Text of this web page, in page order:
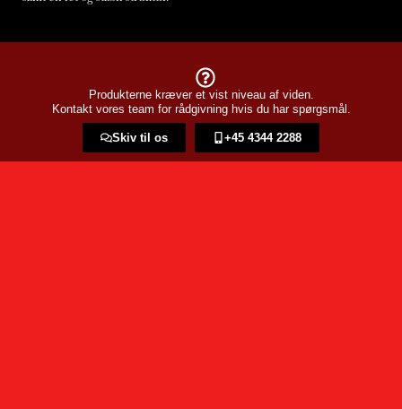
Produkterne kræver et vist niveau af viden.
Kontakt vores team for rådgivning hvis du har spørgsmål.
Skiv til os +45 4344 2288​